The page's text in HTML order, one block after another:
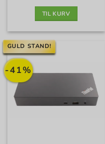
TIL KURV
-41%
GULD STAND!